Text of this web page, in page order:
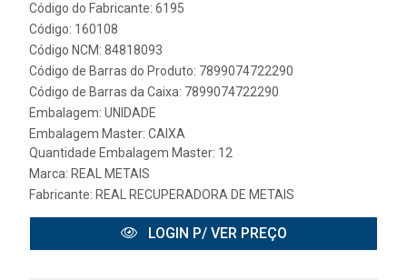
Código do Fabricante: 6195
Código: 160108
Código NCM: 84818093
Código de Barras do Produto: 7899074722290
Código de Barras da Caixa: 7899074722290
Embalagem: UNIDADE
Embalagem Master: CAIXA
Quantidade Embalagem Master: 12
Marca: REAL METAIS
Fabricante: REAL RECUPERADORA DE METAIS
LOGIN P/ VER PREÇO